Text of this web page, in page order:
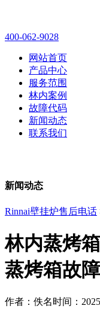
400-062-9028
网站首页
产品中心
服务范围
林内案例
故障代码
新闻动态
联系我们
新闻动态
Rinnai壁挂炉售后电话
林内蒸烤
蒸烤箱故
作者：佚名时间：